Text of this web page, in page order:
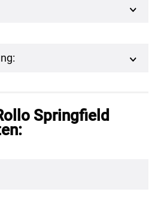
Springfield